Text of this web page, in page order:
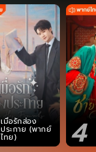
เมื่อรักส่อง
ประกาย (พากย์
ไทย) 4